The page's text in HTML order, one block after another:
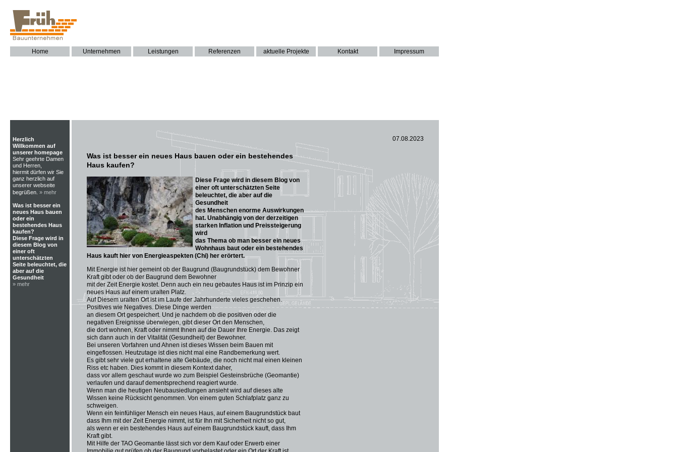
Home Unternehmen Leistungen Referenzen aktuelle Projekte Kontakt Impressum
Herzlich
Willkommen auf
unserer homepage
Sehr geehrte Damen
und Herren,
hiermit dürfen wir Sie
ganz herzlich auf
unserer webseite
begrüßen. » mehr
Was ist besser ein
neues Haus bauen
oder ein
bestehendes Haus
kaufen?
Diese Frage wird in
diesem Blog von
einer oft
unterschätzten
Seite beleuchtet, die
aber auf die
Gesundheit
» mehr
07.08.2023
Was ist besser ein neues Haus bauen oder ein bestehendes
Haus kaufen?
Diese Frage wird in diesem Blog von
einer oft unterschätzten Seite
beleuchtet, die aber auf die
Gesundheit
des Menschen enorme Auswirkungen
hat. Unabhängig von der derzeitigen
starken Inflation und Preissteigerung
wird
das Thema ob man besser ein neues
Wohnhaus baut oder ein bestehendes
Haus kauft hier von Energieaspekten (Chi) her erörtert.
Mit Energie ist hier gemeint ob der Baugrund (Baugrundstück) dem Bewohner
Kraft gibt oder ob der Baugrund dem Bewohner
mit der Zeit Energie kostet. Denn auch ein neu gebautes Haus ist im Prinzip ein
neues Haus auf einem uralten Platz.
Auf Diesem uralten Ort ist im Laufe der Jahrhunderte vieles geschehen.
Positives wie Negatives. Diese Dinge werden
an diesem Ort gespeichert. Und je nachdem ob die positiven oder die
negativen Ereignisse überwiegen, gibt dieser Ort den Menschen,
die dort wohnen, Kraft oder nimmt Ihnen auf die Dauer Ihre Energie. Das zeigt
sich dann auch in der Vitalität (Gesundheit) der Bewohner.
Bei unseren Vorfahren und Ahnen ist dieses Wissen beim Bauen mit
eingeflossen. Heutzutage ist dies nicht mal eine Randbemerkung wert.
Es gibt sehr viele gut erhaltene alte Gebäude, die noch nicht mal einen kleinen
Riss etc haben. Dies kommt in diesem Kontext daher,
dass vor allem geschaut wurde wo zum Beispiel Gesteinsbrüche (Geomantie)
verlaufen und darauf dementsprechend reagiert wurde.
Wenn man die heutigen Neubausiedlungen ansieht wird auf dieses alte
Wissen keine Rücksicht genommen. Von einem guten Schlafplatz ganz zu
schweigen.
Wenn ein feinfühliger Mensch ein neues Haus, auf einem Baugrundstück baut
dass Ihm mit der Zeit Energie nimmt, ist für Ihn mit Sicherheit nicht so gut,
als wenn er ein bestehendes Haus auf einem Baugrundstück kauft, dass Ihm
Kraft gibt.
Mit Hilfe der TAO Geomantie lässt sich vor dem Kauf oder Erwerb einer